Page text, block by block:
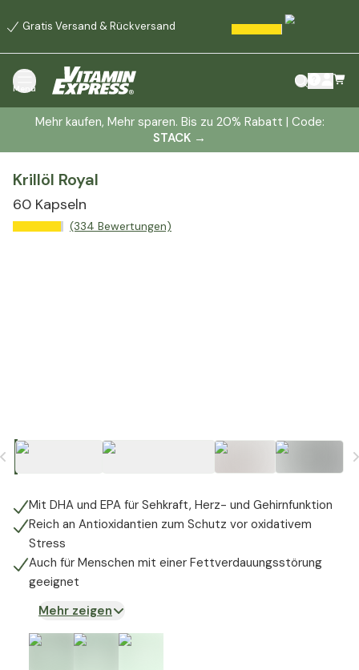
Gratis Versand & Rückversand
Menü
Mehr kaufen, Mehr sparen. Bis zu 20% Rabatt | Code:
STACK →
Krillöl Royal
60 Kapseln
(334 Bewertungen)
Mit DHA und EPA für Sehkraft, Herz- und Gehirnfunktion
Reich an Antioxidantien zum Schutz vor oxidativem
Stress
Auch für Menschen mit einer Fettverdauungsstörung
geeignet
Mehr zeigen